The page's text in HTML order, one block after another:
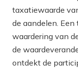
taxatiewaarde
de aandelen.
waardering van
de
ontdekt de